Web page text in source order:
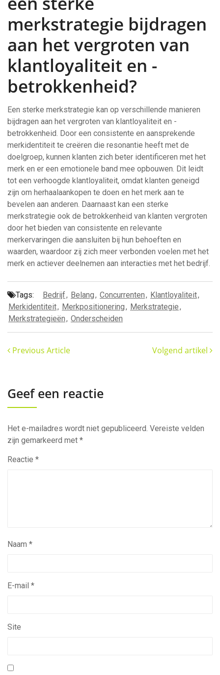
merkstrategie bijdragen
aan het vergroten van
klantloyaliteit en -
betrokkenheid?
Een sterke merkstrategie kan op verschillende manieren
bijdragen aan het vergroten van klantloyaliteit en -
betrokkenheid. Door een consistente en aansprekende
merkidentiteit te creëren die resonantie heeft met de
doelgroep, kunnen klanten zich beter identificeren met het
merk en er een emotionele band mee opbouwen. Dit leidt
tot een verhoogde klantloyaliteit, omdat klanten geneigd
zijn om herhaalaankopen te doen en het merk aan te
bevelen aan anderen. Daarnaast kan een sterke
merkstrategie ook de betrokkenheid van klanten vergroten
door het bieden van consistente en relevante
merkervaringen die aansluiten bij hun behoeften en
waarden, waardoor zij zich meer verbonden voelen met het
merk en actiever deelnemen aan interacties met het bedrijf.
Tags: Bedrijf, Belang, Concurrenten, Klantloyaliteit,
Merkidentiteit, Merkpositionering, Merkstrategie,
Merkstrategieën, Onderscheiden
Previous Article Volgend artikel
Geef een reactie
Het e-mailadres wordt niet gepubliceerd. Vereiste velden
zijn gemarkeerd met *
Reactie *
Naam *
E-mail *
Site